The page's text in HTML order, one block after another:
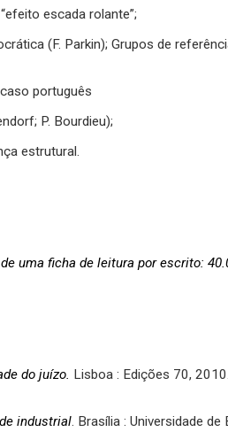
escada rolante”;
(F. Parkin); Grupos de
português
P. Bourdieu);
estrutural.
uma ficha de leitura por escrito:
do juízo. Lisboa : Edições 70, 2010.
industrial. Brasília : Universidade de